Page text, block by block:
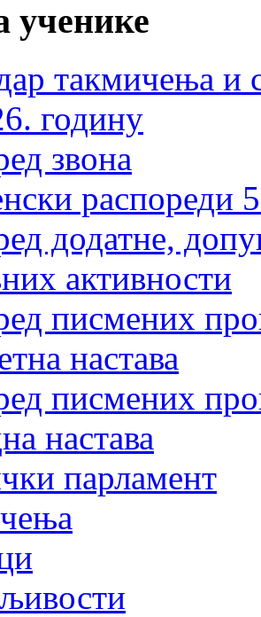
ученике
такмичења
годину
звона
распореди
додатне,
активности
писмених
настава
писмених
настава
парламент